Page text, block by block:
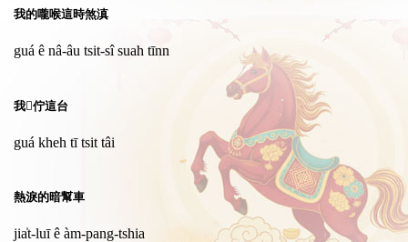
我的嚨喉這時煞滇
guá ê nâ-âu tsit-sî suah tīnn
我𤲍佇這台
guá kheh tī tsit tâi
熱淚的暗幫車
jia̍t-luī ê àm-pang-tshia